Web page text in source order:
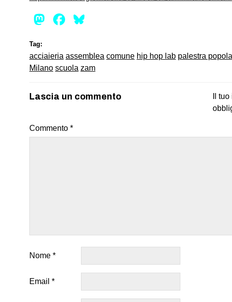
Mastodon
Facebook
Tag:
acciaieria assemblea comune hip hop lab palestra
Milano scuola zam
Lascia un commento Il
Commento *
Nome *
Email *